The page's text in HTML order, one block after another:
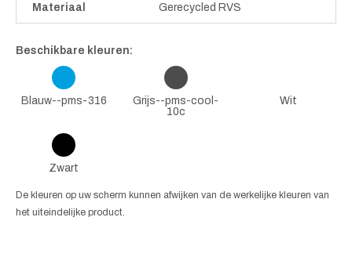
Materiaal Gerecycled RVS
Beschikbare kleuren:
Blauw--pms-316
Grijs--pms-cool-
10c
Wit
Zwart
De kleuren op uw scherm kunnen afwijken van de werkelijke kleuren van
het uiteindelijke product.